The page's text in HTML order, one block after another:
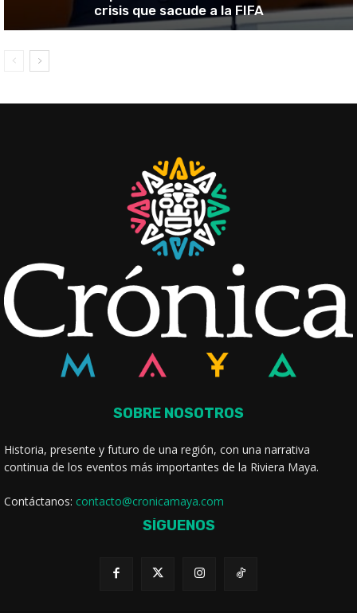
crisis que sacude a la FIFA
SOBRE NOSOTROS
Historia, presente y futuro de una región, con una narrativa
continua de los eventos más importantes de la Riviera Maya.
Contáctanos: contacto@cronicamaya.com
SÍGUENOS